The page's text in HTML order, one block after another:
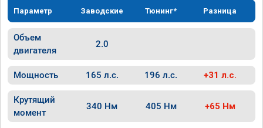
Параметр Заводские Тюнинг* Разница
Объем
двигателя
2.0
Мощность 165 л.с. 196 л.с. +31 л.с.
Крутящий
момент
340 Нм 405 Нм +65 Нм